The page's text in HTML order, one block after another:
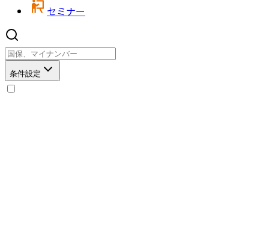
セミナー
条件設定